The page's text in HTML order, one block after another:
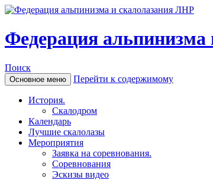
Федерация
Поиск
Основное меню Перейти к содержимому
История.
Скалодром
Календарь
Лучшие скалолазы
Мероприятия
Заявка на соревнования.
Соревнования
Эскизы видео